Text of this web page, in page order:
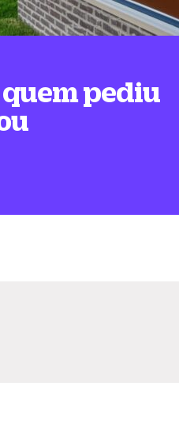
pediu